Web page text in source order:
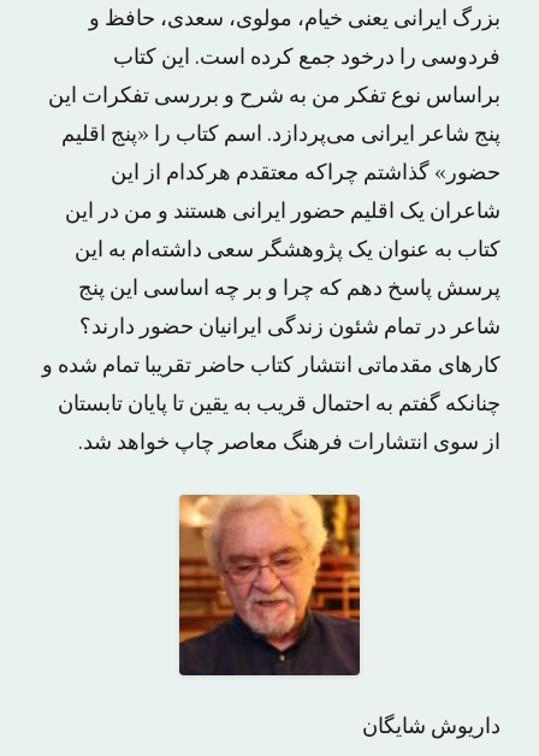
بزرگ ایرانی یعنی خیام، مولوی، سعدی، حافظ و
فردوسی را درخود جمع کرده است. این کتاب
براساس نوع تفکر من به شرح و بررسی تفکرات این
پنج شاعر ایرانی می‌پردازد. اسم کتاب را «پنج اقلیم
حضور» گذاشتم چراکه معتقدم هرکدام از این
شاعران یک اقلیم حضور ایرانی هستند و من در این
کتاب به عنوان یک پژوهشگر سعی داشته‌ام به این
پرسش پاسخ دهم که چرا و بر چه اساسی این پنج
شاعر در تمام شئون زندگی ایرانیان حضور دارند؟
کارهای مقدماتی انتشار کتاب حاضر تقریبا تمام شده و
چنانکه گفتم به احتمال قریب به یقین تا پایان تابستان
از سوی انتشارات فرهنگ معاصر چاپ خواهد شد.
داریوش شایگان